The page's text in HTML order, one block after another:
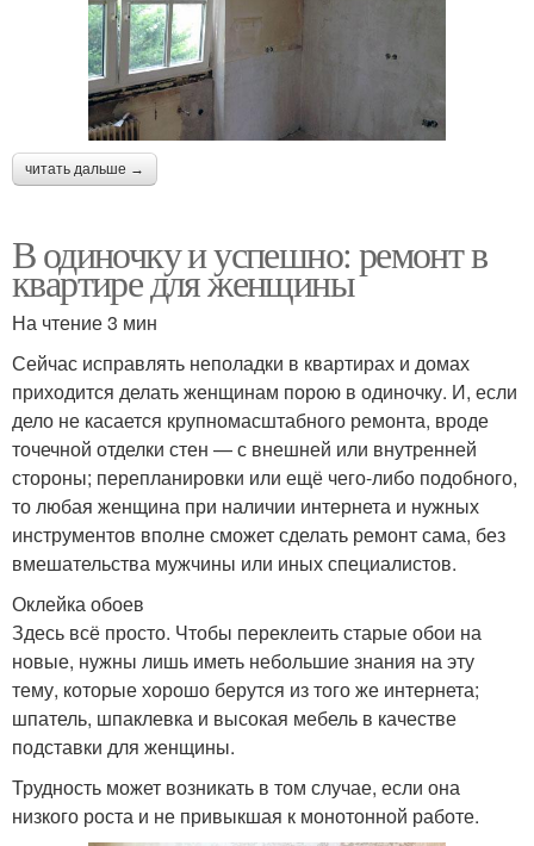
читать дальше →
В одиночку и успешно: ремонт в
квартире для женщины
На чтение 3 мин
Сейчас исправлять неполадки в квартирах и домах
приходится делать женщинам порою в одиночку. И, если
дело не касается крупномасштабного ремонта, вроде
точечной отделки стен — с внешней или внутренней
стороны; перепланировки или ещё чего-либо подобного,
то любая женщина при наличии интернета и нужных
инструментов вполне сможет сделать ремонт сама, без
вмешательства мужчины или иных специалистов.
Оклейка обоев
Здесь всё просто. Чтобы переклеить старые обои на
новые, нужны лишь иметь небольшие знания на эту
тему, которые хорошо берутся из того же интернета;
шпатель, шпаклевка и высокая мебель в качестве
подставки для женщины.
Трудность может возникать в том случае, если она
низкого роста и не привыкшая к монотонной работе.